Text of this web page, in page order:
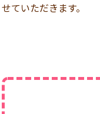
せていただきます。